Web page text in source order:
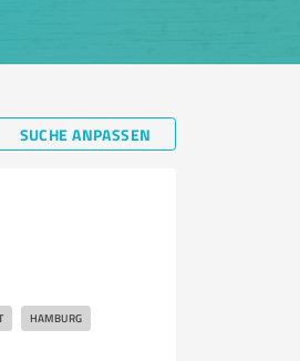
SUCHE ANPASSEN
HAMBURG